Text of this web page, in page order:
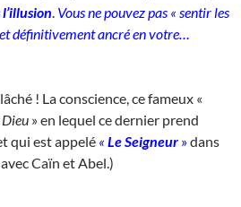
Vous ne pouvez pas « sentir les
définitivement ancré en votre…
! La conscience, ce fameux «
Dieu » en lequel ce dernier prend
qui est appelé « Le Seigneur »dans
Caïn et Abel.)